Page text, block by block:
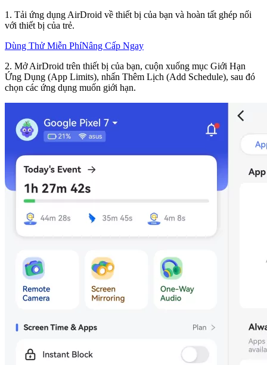
1. Tải ứng dụng AirDroid về thiết bị của bạn và hoàn tất ghép nối
với thiết bị của trẻ.
Dùng Thử Miễn PhíNâng Cấp Ngay
2. Mở AirDroid trên thiết bị của bạn, cuộn xuống mục Giới Hạn
Ứng Dụng (App Limits), nhấn Thêm Lịch (Add Schedule), sau đó
chọn các ứng dụng muốn giới hạn.